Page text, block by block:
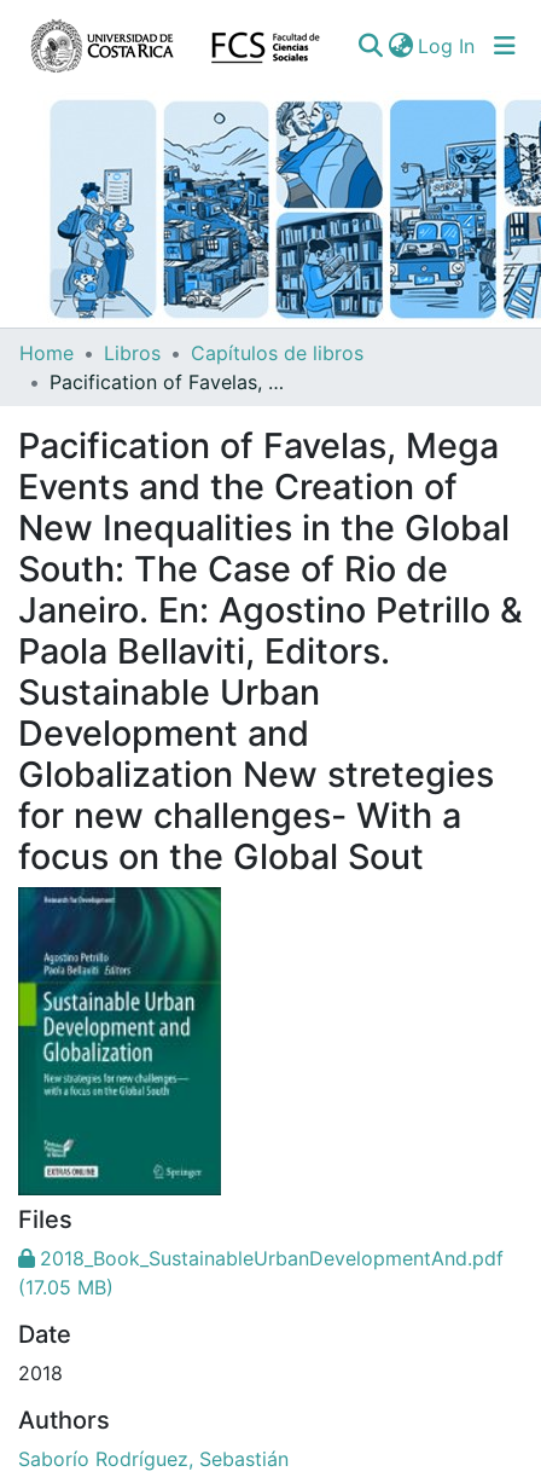
Log In
Communities
All of DSpace
Statistics
Home Libros
Capítulos de libros
Pacification of Favelas, Mega Events and the Creation of New Inequalities in the Global South: The Case of Rio de Janeiro. En: Agostino Petrillo & Paola Bellaviti, Editors. Sustainable Urban Development and Globalization New stretegies for new challenges- With a focus on the Global Sout
Pacification of Favelas, Mega
Events and the Creation of
New Inequalities in the Global
South: The Case of Rio de
Janeiro. En: Agostino Petrillo &
Paola Bellaviti, Editors.
Sustainable Urban
Development and
Globalization New stretegies
for new challenges- With a
focus on the Global Sout
Files
2018_Book_SustainableUrbanDevelopmentAnd.pdf
(17.05 MB)
Date
2018
Authors
Saborío Rodríguez, Sebastián